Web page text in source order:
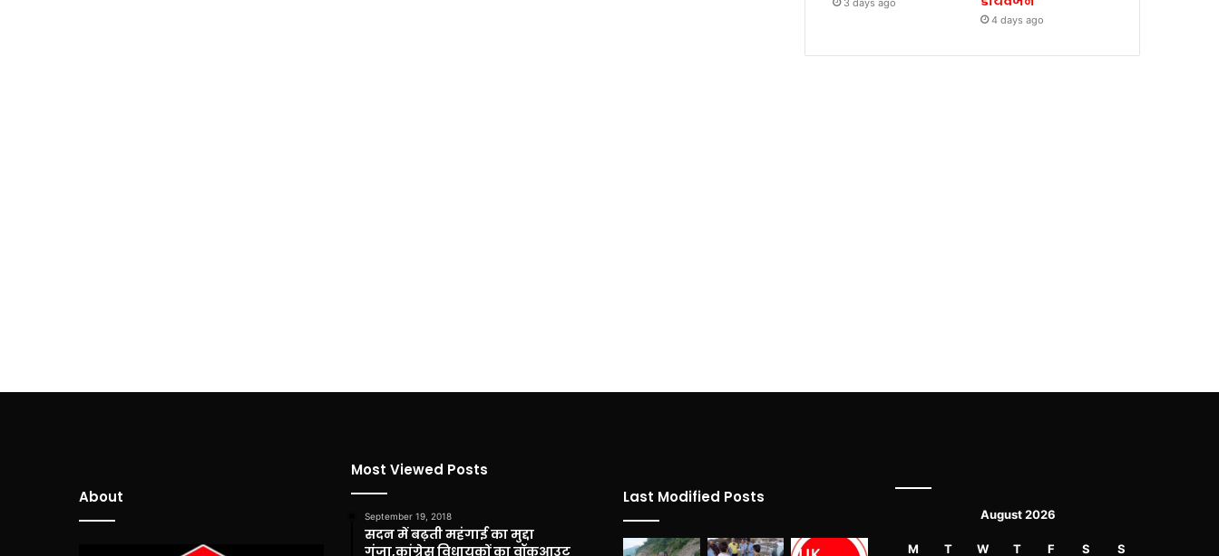
3 days ago
4 days ago
About
Most Viewed Posts
September 19, 2018
सदन में बढ़ती महंगाई का मुद्दा
गूंजा,कांग्रेस विधायकों का वॉकआउट
Last Modified Posts
August 2026
M T W T F S S